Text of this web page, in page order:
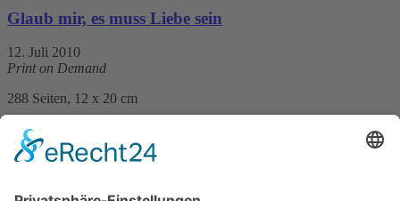
Glaub mir, es muss Liebe sein
12. Juli 2010
Print on Demand
288 Seiten, 12 x 20 cm
Print 16,– € / E-Book 8,99 €
mehr Infos …